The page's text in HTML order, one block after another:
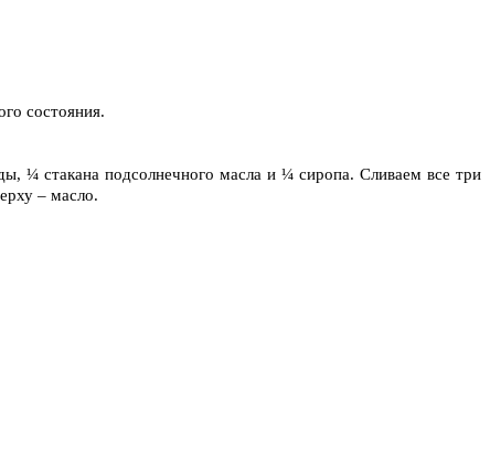
состояния.
¼ стакана подсолнечного масла и ¼ сиропа. Сливаем все три
– масло.